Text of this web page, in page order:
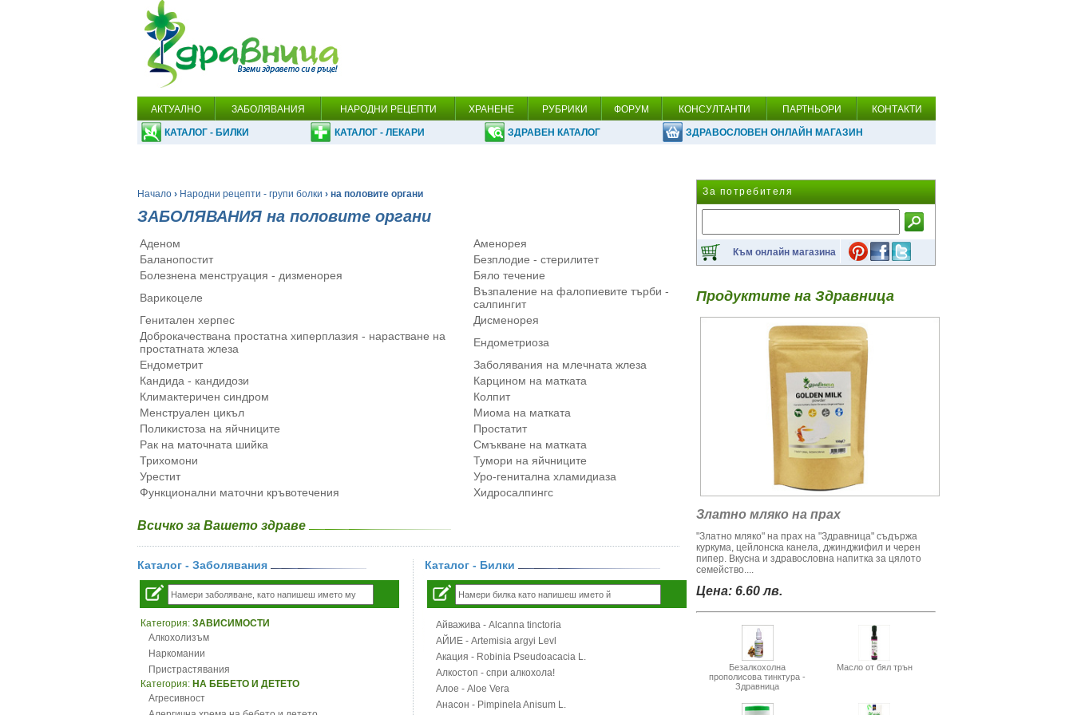
АКТУАЛНО ЗАБОЛЯВАНИЯ НАРОДНИ РЕЦЕПТИ ХРАНЕНЕ РУБРИКИ ФОРУМ КОНСУЛТАНТИ ПАРТНЬОРИ КОНТАКТИ
КАТАЛОГ - БИЛКИ КАТАЛОГ - ЛЕКАРИ ЗДРАВЕН КАТАЛОГ ЗДРАВОСЛОВЕН ОНЛАЙН МАГАЗИН
Начало › Народни рецепти - групи болки › на половите органи
ЗАБОЛЯВАНИЯ на половите органи
Аденом
Аменорея
Баланопостит
Безплодие - стерилитет
Болезнена менструация - дизменорея
Бяло течение
Варикоцеле
Възпаление на фалопиевите търби -
салпингит
Генитален херпес
Дисменорея
Доброкачествана простатна хиперплазия - нарастване на
простатната жлеза
Ендометриоза
Ендометрит
Заболявания на млечната жлеза
Кандида - кандидози
Карцином на матката
Климактеричен синдром
Колпит
Менструален цикъл
Миома на матката
Поликистоза на яйчниците
Простатит
Рак на маточната шийка
Смъкване на матката
Трихомони
Тумори на яйчниците
Урестит
Уро-генитална хламидиаза
Функционални маточни кръвотечения
Хидросалпингс
Всичко за Вашето здраве
Каталог - Заболявания
Категория: ЗАВИСИМОСТИ
Алкохолизъм
Наркомании
Пристрастявания
Категория: НА БЕБЕТО И ДЕТЕТО
Агресивност
Каталог - Билки
Айважива - Alcanna tinctoria
АЙИЕ - Artemisia argyi Levl
Акация - Robinia Pseudoacacia L.
Алкостоп - спри алкохола!
Алое - Aloe Vera
Анасон - Pimpinela Anisum L.
За потребителя
Към онлайн магазина
Продуктите на Здравница
Златно мляко на прах
"Златно мляко" на прах на "Здравница" съдържа
куркума, цейлонска канела, джинджифил и черен
пипер. Вкусна и здравословна напитка за цялото
семейство....
Цена: 6.60 лв.
Безалкохолна
прополисова тинктура -
Здравница
Масло от бял трън